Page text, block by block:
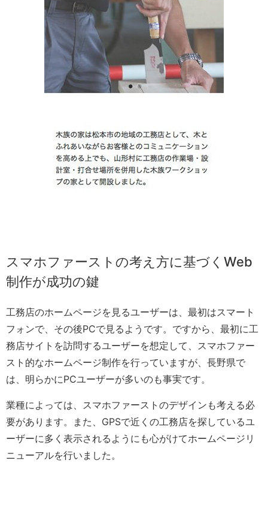
スマホファーストの考え方に基づくWeb
制作が成功の鍵
工務店のホームページを見るユーザーは、最初はスマート
フォンで、その後PCで見るようです。ですから、最初に工
務店サイトを訪問するユーザーを想定して、スマホファー
スト的なホームページ制作を行っていますが、長野県で
は、明らかにPCユーザーが多いのも事実です。
業種によっては、スマホファーストのデザインも考える必
要があります。また、GPSで近くの工務店を探しているユ
ーザーに多く表示されるようにも心がけてホームページリ
ニューアルを行いました。